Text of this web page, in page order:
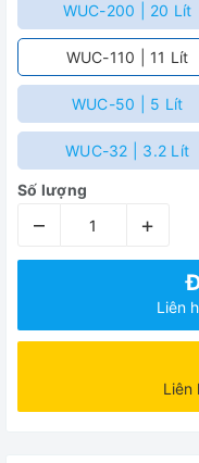
WUC-200 | 20 Lít
WUC-110 | 11 Lít
WUC-50 | 5 Lít
WUC-32 | 3.2 Lít
Số lượng
– +
Liên
Liên